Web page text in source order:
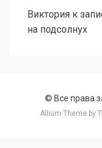
Виктория к
на подсолнух
© Все права
Allium Theme by